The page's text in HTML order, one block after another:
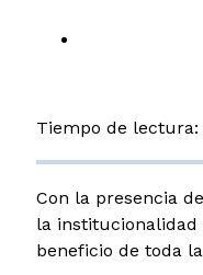
Tiempo de lectura:
Con la presencia
la institucionalidad
beneficio de toda